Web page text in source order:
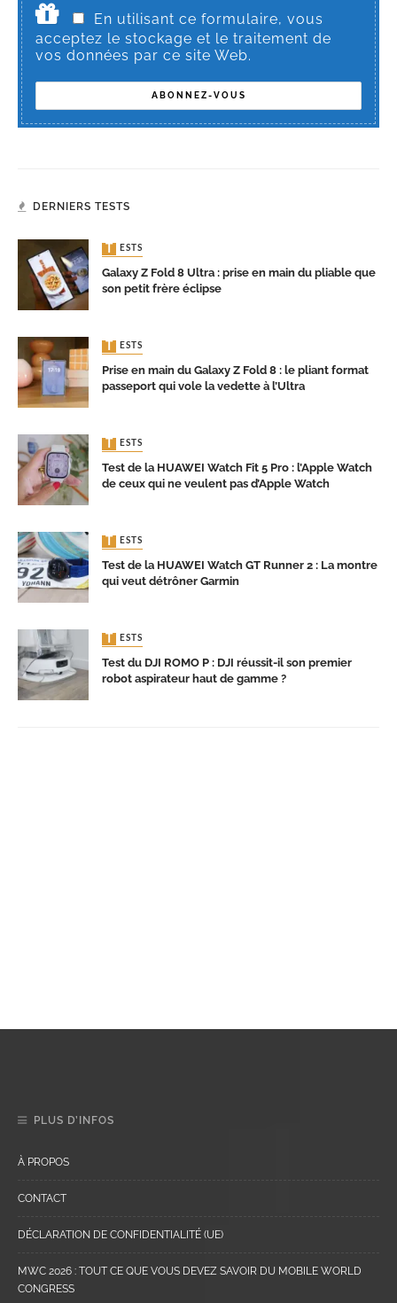
En utilisant ce formulaire, vous
acceptez le stockage et le traitement de
vos données par ce site Web.
DERNIERS TESTS
TESTS
Galaxy Z Fold 8 Ultra : prise en main du pliable que
son petit frère éclipse
TESTS
Prise en main du Galaxy Z Fold 8 : le pliant format
passeport qui vole la vedette à l’Ultra
TESTS
Test de la HUAWEI Watch Fit 5 Pro : l’Apple Watch
de ceux qui ne veulent pas d’Apple Watch
TESTS
Test de la HUAWEI Watch GT Runner 2 : La montre
qui veut détrôner Garmin
TESTS
Test du DJI ROMO P : DJI réussit-il son premier
robot aspirateur haut de gamme ?
PLUS D’INFOS
À PROPOS
CONTACT
DÉCLARATION DE CONFIDENTIALITÉ (UE)
MWC 2026 : TOUT CE QUE VOUS DEVEZ SAVOIR DU MOBILE WORLD
CONGRESS